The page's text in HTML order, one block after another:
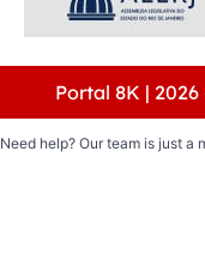
Portal 8K |
Need help? Our team is just a